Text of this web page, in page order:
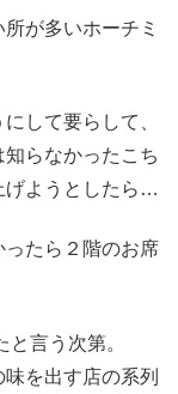
が多いホーチミ
して要らして、
らなかったこち
げようとしたら…
ったら２階のお席
言う次第。
を出す店の系列